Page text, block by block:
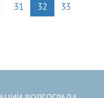
31 32
33